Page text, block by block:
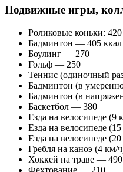
Подвижные игры,
Роликовые коньки: 420
Бадминтон — 405 ккал
Боулинг — 270
Гольф — 250
Теннис (одиночный
Бадминтон (в
Бадминтон (в
Баскетбол — 380
Езда на велосипеде
Езда на велосипеде
Езда на велосипеде
Гребля на каноэ (4
Хоккей на траве — 490
Фехтование — 210